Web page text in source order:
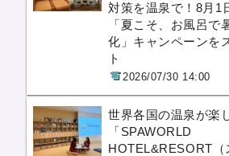
対策を温泉で！8月1
「夏こそ、お風呂で
化」キャンペーンを
ト
2026/07/30 14:00
世界各国の温泉が楽
「SPAWORLD
HOTEL&RESORT（